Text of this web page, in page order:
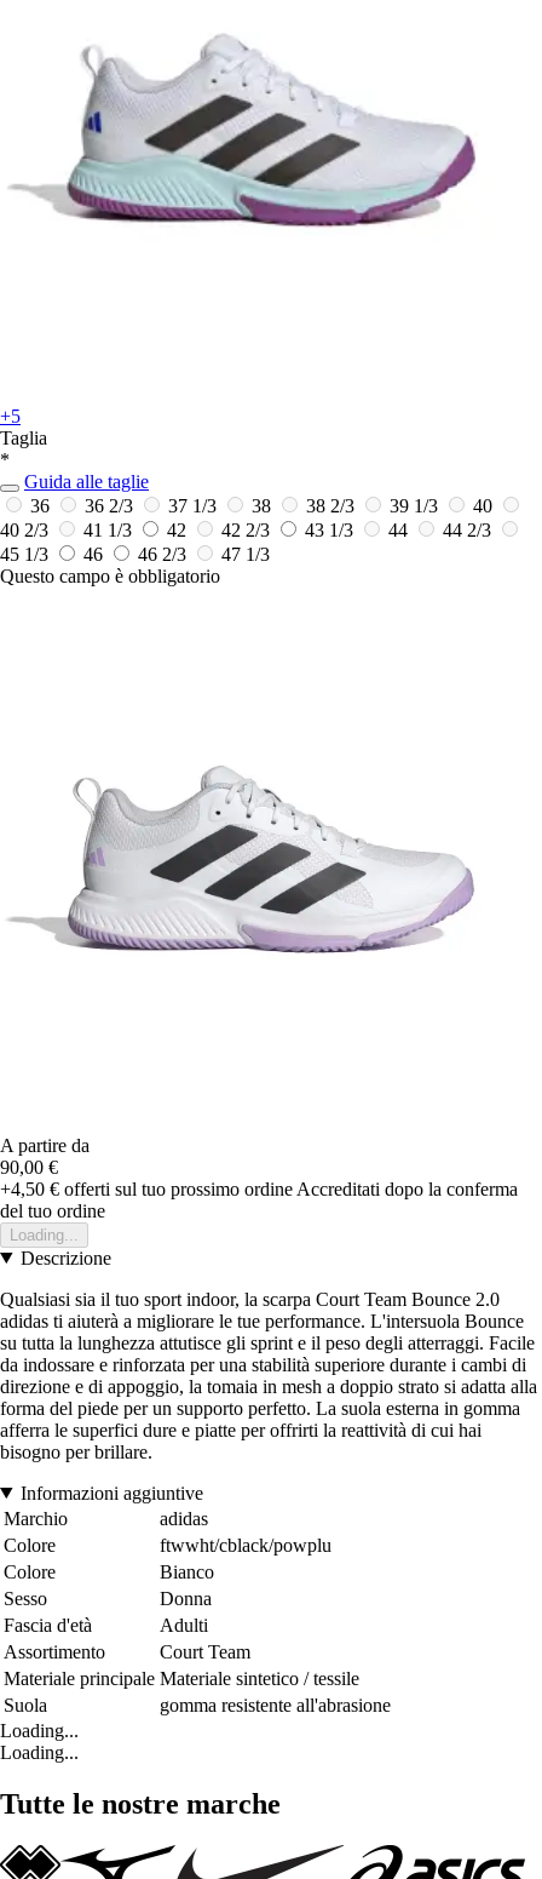
+5
Taglia
*
Guida alle taglie
36
36 2/3 37 1/3 38 38 2/3 39 1/3
40
40 2/3
41 1/3 42 42 2/3 43 1/3 44
44 2/3
45 1/3
46 46 2/3
47 1/3
Questo campo è obbligatorio
A partire da
90,00 €
+4,50 € offerti sul tuo prossimo ordine Accreditati dopo la conferma
del tuo ordine
Loading...
Descrizione
Qualsiasi sia il tuo sport indoor, la scarpa Court Team Bounce 2.0
adidas ti aiuterà a migliorare le tue performance. L'intersuola Bounce
su tutta la lunghezza attutisce gli sprint e il peso degli atterraggi. Facile
da indossare e rinforzata per una stabilità superiore durante i cambi di
direzione e di appoggio, la tomaia in mesh a doppio strato si adatta alla
forma del piede per un supporto perfetto. La suola esterna in gomma
afferra le superfici dure e piatte per offrirti la reattività di cui hai
bisogno per brillare.
Informazioni aggiuntive
Marchio
adidas
Colore
ftwwht/cblack/powplu
Colore
Bianco
Sesso
Donna
Fascia d'età
Adulti
Assortimento
Court Team
Materiale principale Materiale sintetico / tessile
Suola
gomma resistente all'abrasione
Loading...
Loading...
Tutte le nostre marche